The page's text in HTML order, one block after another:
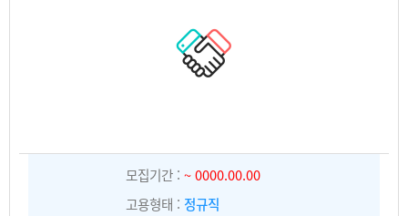
모집기간 : ~ 0000.00.00
고용형태 : 정규직